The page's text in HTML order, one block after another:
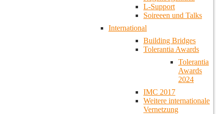
L-Support
Soireeen und Talks
International
Building Bridges
Tolerantia Awards
Tolerantia
Awards
2024
IMC 2017
Weitere internationale
Vernetzung